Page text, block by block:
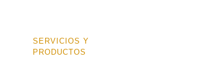
SERVICIOS Y
PRODUCTOS